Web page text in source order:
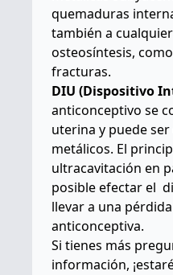
quemaduras
también a
osteosíntesis,
fracturas.
DIU (Dispositivo
anticonceptivo se
uterina y puede
metálicos. El
ultracavitación en
posible efectar el
llevar a una
anticonceptiva.
Si tienes más
información,